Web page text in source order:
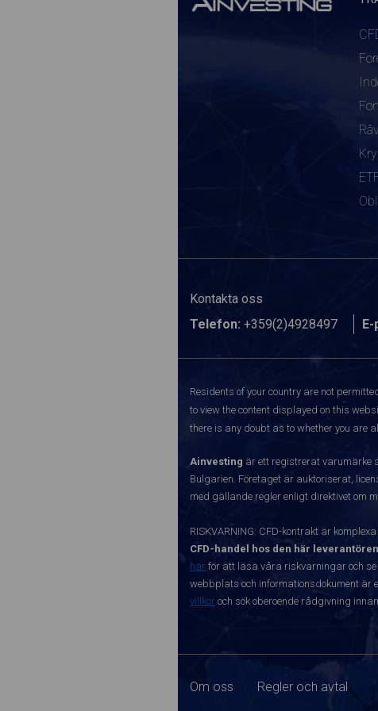
Kontakta oss
Telefon: +359(2)4928497
Residents of your country are not
to view the content displayed on this
there is any doubt as to whether you are
Ainvesting är ett registrerat varumärke
Bulgarien. Företaget är auktoriserat,
med gällande regler enligt direktivet om
RISKVARNING: CFD-kontrakt är
CFD-handel hos den här
här för att läsa våra riskvarningar och
webbplats och informationsdokument är
villkor och sök oberoende rådgivning
Om oss Regler och avtal